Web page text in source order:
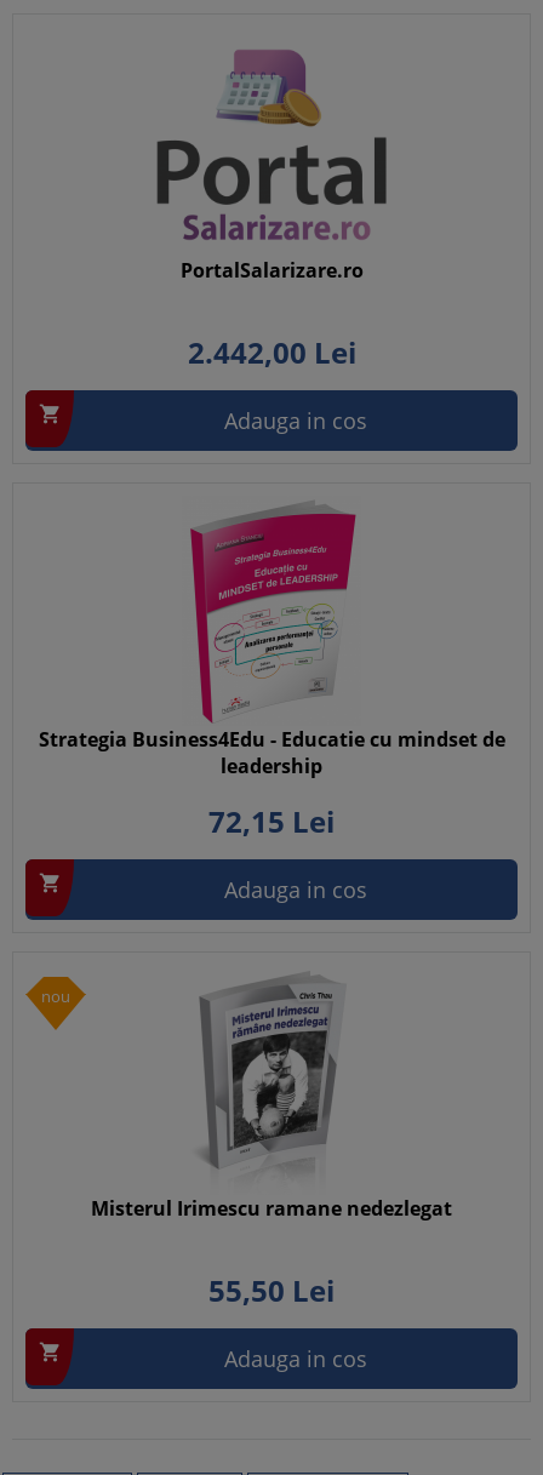
PortalSalarizare.ro
2.442,00 Lei
 Adauga in cos
Strategia Business4Edu - Educatie cu mindset de
leadership
72,15 Lei
 Adauga in cos
nou
Misterul Irimescu ramane nedezlegat
55,50 Lei
 Adauga in cos